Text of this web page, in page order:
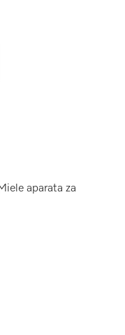
aparata za